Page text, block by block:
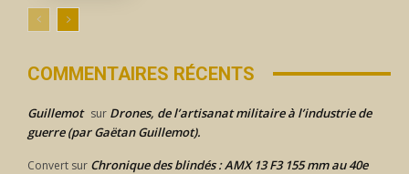
COMMENTAIRES RÉCENTS
Guillemot sur Drones, de l’artisanat militaire à l’industrie de
guerre (par Gaëtan Guillemot).
Convert sur Chronique des blindés : AMX 13 F3 155 mm au 40e